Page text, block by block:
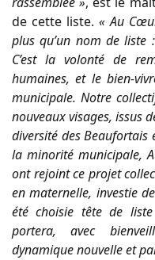
de cette liste. « Au
plus qu’un nom de liste
C’est la volonté de
humaines, et le bien-
municipale. Notre
nouveaux visages, issus
diversité des Beaufortais
la minorité municipale,
ont rejoint ce projet
en maternelle, investie
été choisie tête de
portera, avec
dynamique nouvelle et